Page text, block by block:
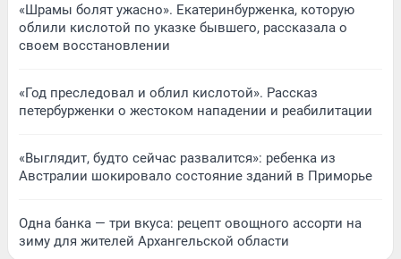
«Шрамы болят ужасно». Екатеринбурженка, которую
облили кислотой по указке бывшего, рассказала о
своем восстановлении
«Год преследовал и облил кислотой». Рассказ
петербурженки о жестоком нападении и реабилитации
«Выглядит, будто сейчас развалится»: ребенка из
Австралии шокировало состояние зданий в Приморье
Одна банка — три вкуса: рецепт овощного ассорти на
зиму для жителей Архангельской области